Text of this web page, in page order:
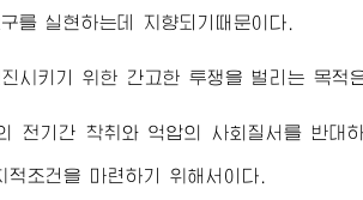
를 실현하는데 지향되기때문이다.
시키기 위한 간고한 투쟁을 벌리는 목적
전기간 착취와 억압의 사회질서를 반대
조건을 마련하기 위해서이다.